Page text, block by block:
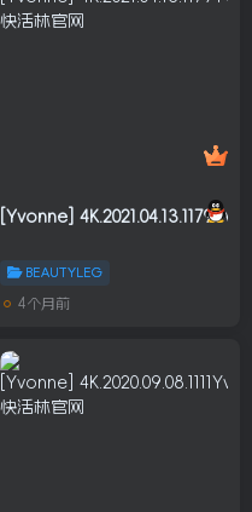
[Yvonne]
BEAUTYLEG
4个月前